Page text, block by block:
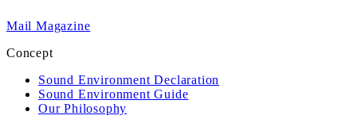
Mail Magazine
Concept
Sound Environment Declaration
Sound Environment Guide
Our Philosophy